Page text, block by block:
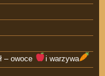
– owoce
i warzywa